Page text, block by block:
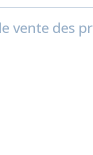
vente des